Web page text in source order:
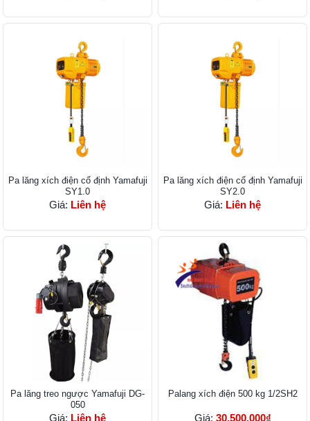
Pa lăng xích điện cố định Yamafuji
SY1.0
Giá: Liên hệ
Pa lăng xích điện cố định Yamafuji
SY2.0
Giá: Liên hệ
Pa lăng treo ngược Yamafuji DG-
050
Giá: Liên hệ
Palang xích điện 500 kg 1/2SH2
Giá: 30.500.000₫